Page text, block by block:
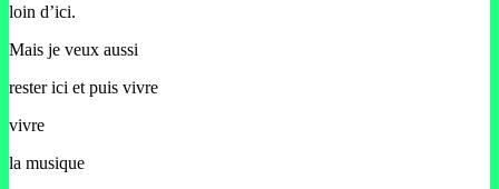
loin d’ici.
Mais je veux aussi
rester ici et puis vivre
vivre
la musique